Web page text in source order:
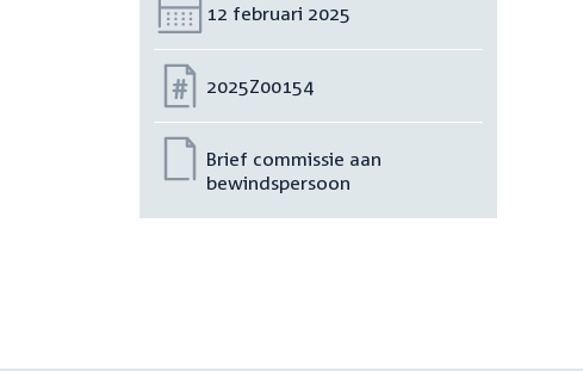
Datum:
12 februari 2025
Nummer:
2025Z00154
Brief commissie aan
bewindspersoon